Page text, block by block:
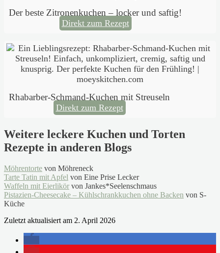
Der beste Zitronenkuchen – locker und saftig!
Direkt zum Rezept
Rhabarber-Schmand-Kuchen mit Streuseln
Direkt zum Rezept
Weitere leckere Kuchen und Torten
Rezepte in anderen Blogs
Möhrentorte von Möhreneck
Tarte Tatin mit Apfel von Eine Prise Lecker
Waffeln mit Eierlikör von Jankes*Seelenschmaus
Pistazien-Cheesecake – Kühlschrankkuchen ohne Backen von S-
Küche
Zuletzt aktualisiert am 2. April 2026